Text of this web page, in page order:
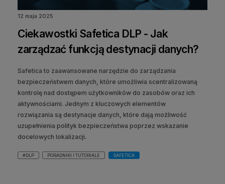
12 maja 2025
Ciekawostki Safetica DLP - Jak
zarządzać funkcją destynacji danych?
Safetica to zaawansowane narzędzie do zarządzania
bezpieczeństwem danych, które umożliwia scentralizowaną
kontrolę nad dostępem użytkowników do zasobów oraz ich
aktywnościami. Jednym z kluczowych elementów
rozwiązania są destynacje danych, które dają możliwość
uzupełnienia polityk bezpieczeństwa poprzez wskazanie
docelowych lokalizacji.
#DLP PORADNIKI I TUTORIALE SAFETICA